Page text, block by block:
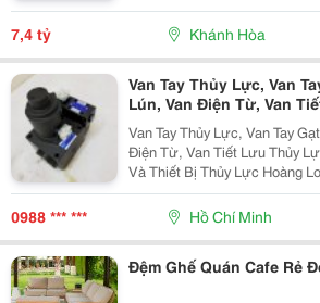
Cửa Hàng, Văn Phòng,
7,4 tỷ Khánh Hòa
Van Tay Thủy Lực, Van
Lún, Van Điện Từ, Van
Van Tay Thủy Lực, Van Tay
Điện Từ, Van Tiết Lưu Thủy
Và Thiết Bị Thủy Lực Hoàng
Bị Thủy Lực - Khí Nén Và
Vấn, Sửa Chữa, Thi Công,
0988 *** *** Hồ Chí Minh
Đệm Ghế Quán Cafe Rẻ